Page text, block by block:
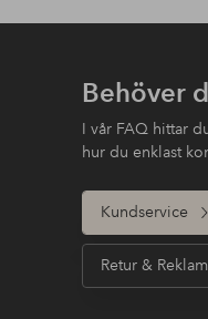
Behöver
I vår FAQ hittar
hur du enklast
Kundservice
Retur &